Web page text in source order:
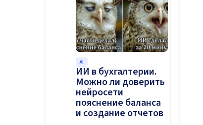
AI
ИИ в бухгалтерии.
Можно ли доверить
нейросети
пояснение баланса
и создание отчетов